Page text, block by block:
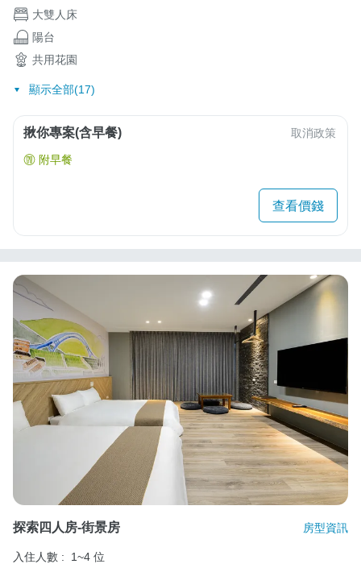
大雙人床
陽台
共用花園
顯示全部(17)
揪你專案(含早餐) 取消政策
附早餐
查看價錢
探索四人房-街景房 房型資訊
入住人數 :
1~4 位